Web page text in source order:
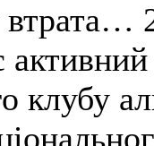
клубу